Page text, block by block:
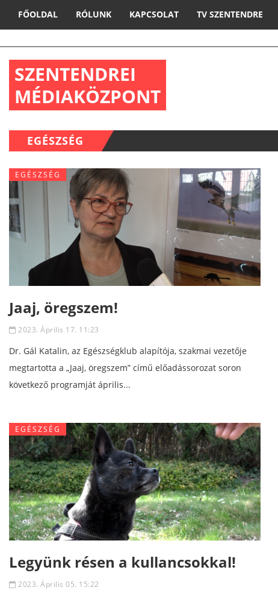
FŐOLDAL RÓLUNK KAPCSOLAT TV SZENTENDRE
SZENTENDREI
MÉDIAKÖZPONT
EGÉSZSÉG
EGÉSZSÉG
Jaaj, öregszem!
2023. Április 17. 11:23
Dr. Gál Katalin, az Egészségklub alapítója, szakmai vezetője
megtartotta a „Jaaj, öregszem” című előadássorozat soron
következő programját április...
EGÉSZSÉG
Legyünk résen a kullancsokkal!
2023. Április 05. 15:22